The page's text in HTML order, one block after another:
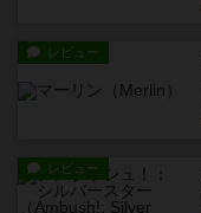
レビュー
レビュー